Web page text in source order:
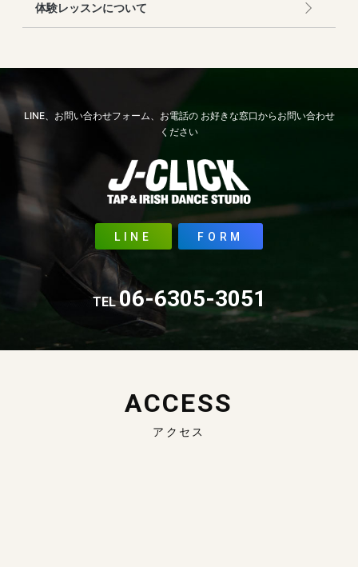
体験レッスンについて
LINE、お問い合わせフォーム、お電話のお好きな窓口からお問い合わせ
ください
LINE FORM
TEL06-6305-3051
ACCESS
アクセス